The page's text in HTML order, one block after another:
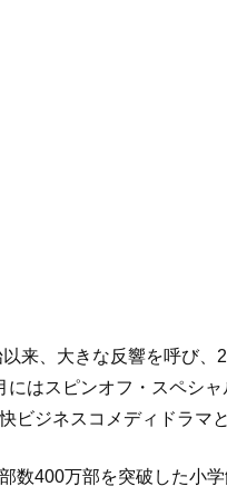
来、大きな反響を呼び
にはスピンオフ・スペシ
ビジネスコメディドラマ
数400万部を突破した小